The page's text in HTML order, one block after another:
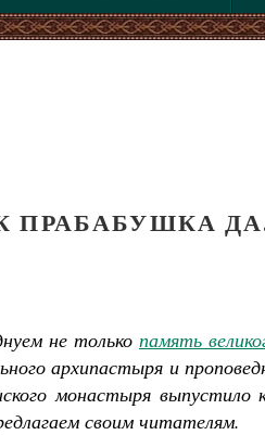
ПРАБАБУШКА
не только память
архипастыря и
монастыря выпустило
своим читателям.